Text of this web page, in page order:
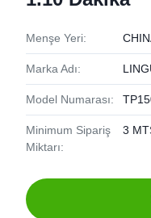
Menşe Yeri:
Marka Adı:
Model Numarası:
Minimum Sipariş
Miktarı:
3